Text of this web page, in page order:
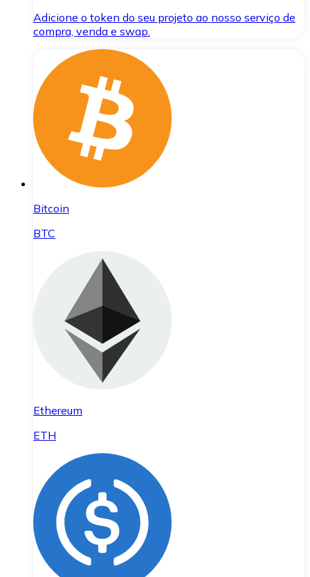
Adicione o token do seu projeto ao nosso serviço de
compra, venda e swap.
Bitcoin
BTC
Ethereum
ETH